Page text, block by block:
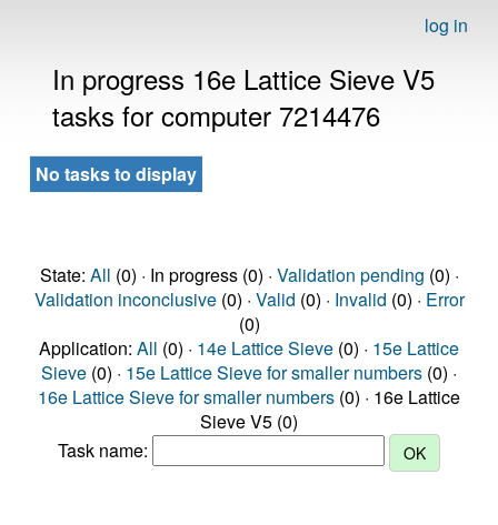
log in
In progress 16e Lattice Sieve V5
tasks for computer 7214476
No tasks to display
State: All (0) · In progress (0) · Validation pending (0) ·
Validation inconclusive(0) · Valid (0) · Invalid (0) · Error
(0)
Application: All (0) · 14e Lattice Sieve (0) · 15e Lattice
Sieve (0) · 15e Lattice Sieve for smaller numbers (0) ·
16e Lattice Sieve for smaller numbers (0) · 16e Lattice
Sieve V5 (0)
Task name: